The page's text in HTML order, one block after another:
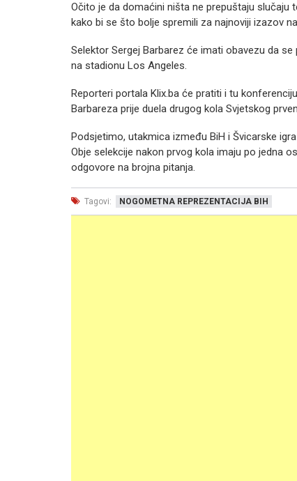
Očito je da domaćini ništa ne prepuštaju
kako bi se što bolje spremili za najnoviji izazov
Selektor Sergej Barbarez će imati obavezu da
na stadionu Los Angeles.
Reporteri portala Klix.ba će pratiti i tu
Barbareza prije duela drugog kola Svjetskog
Podsjetimo, utakmica između BiH i Švicarske
Obje selekcije nakon prvog kola imaju po jedna
odgovore na brojna pitanja.
Tagovi: NOGOMETNA REPREZENTACIJA BIH